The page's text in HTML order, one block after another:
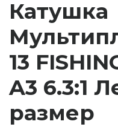
Катушка
13
A3 6.3:1
размер